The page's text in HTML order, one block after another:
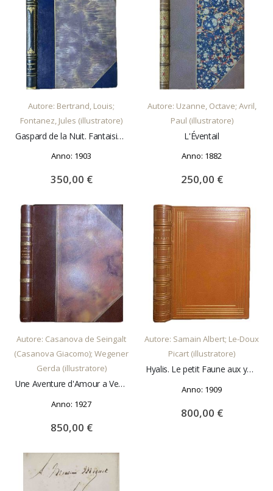
AGGIUNGI AL CARRELLO
Autore: Bertrand, Louis;
Fontanez, Jules (illustratore)
Gaspard de la Nuit. Fantaisies a la maniere de Rembrandt et de Callot
Anno: 1903
350,00 €
AGGIUNGI AL CARRELLO
Autore: Uzanne, Octave; Avril,
Paul (illustratore)
L'Éventail
Anno: 1882
250,00 €
AGGIUNGI AL CARRELLO
Autore: Casanova de Seingalt
(Casanova Giacomo); Wegener
Gerda (illustratore)
Une Aventure d'Amour a Venise
Anno: 1927
850,00 €
AGGIUNGI AL CARRELLO
Autore: Samain Albert; Le-Doux
Picart (illustratore)
Hyalis. Le petit Faune aux yeux bleus
Anno: 1909
800,00 €